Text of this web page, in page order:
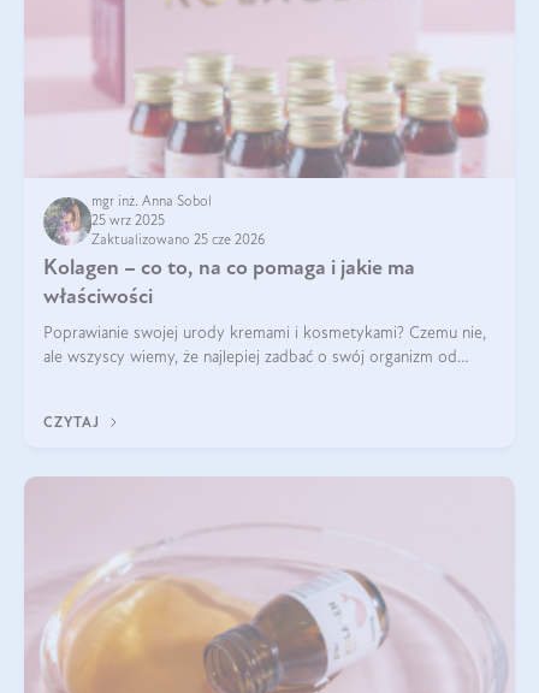
mgr inż. Anna Sobol
25 wrz 2025
Zaktualizowano 25 cze 2026
Kolagen – co to, na co pomaga i jakie ma
właściwości
Poprawianie swojej urody kremami i kosmetykami? Czemu nie,
ale wszyscy wiemy, że najlepiej zadbać o swój organizm od
wysokiej jakości suplem
CZYTAJ